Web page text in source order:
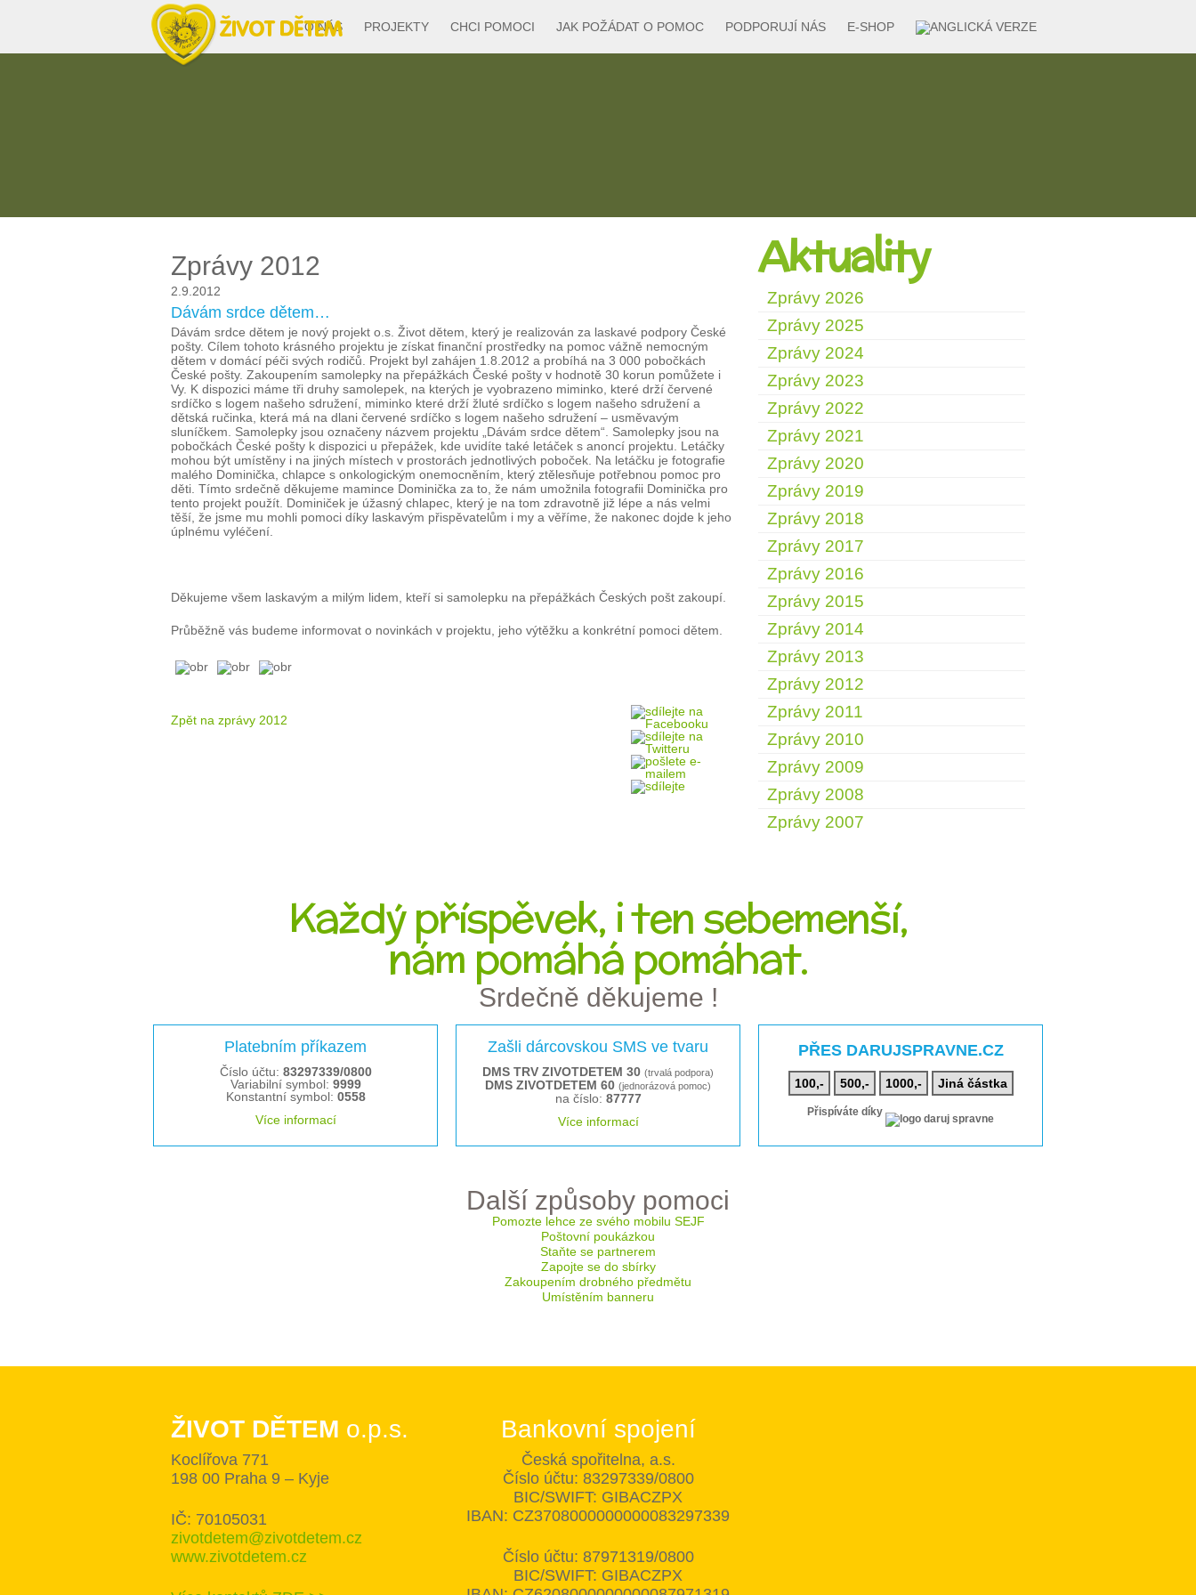
E-SHOP
PODPORUJÍ NÁS
JAK POŽÁDAT O POMOC
CHCI POMOCI
PROJEKTY
O NÁS
Zprávy 2012
2.9.2012
Dávám srdce dětem…
Dávám srdce dětem je nový projekt o.s. Život dětem, který je realizován za laskavé podpory České
pošty. Cílem tohoto krásného projektu je získat finanční prostředky na pomoc vážně nemocným
dětem v domácí péči svých rodičů. Projekt byl zahájen 1.8.2012 a probíhá na 3 000 pobočkách
České pošty. Zakoupením samolepky na přepážkách České pošty v hodnotě 30 korun pomůžete i
Vy. K dispozici máme tři druhy samolepek, na kterých je vyobrazeno miminko, které drží červené
srdíčko s logem našeho sdružení, miminko které drží žluté srdíčko s logem našeho sdružení a
dětská ručinka, která má na dlani červené srdíčko s logem našeho sdružení – usměvavým
sluníčkem. Samolepky jsou označeny názvem projektu „Dávám srdce dětem“. Samolepky jsou na
pobočkách České pošty k dispozici u přepážek, kde uvidíte také letáček s anoncí projektu. Letáčky
mohou být umístěny i na jiných místech v prostorách jednotlivých poboček. Na letáčku je fotografie
malého Dominička, chlapce s onkologickým onemocněním, který ztělesňuje potřebnou pomoc pro
děti. Tímto srdečně děkujeme mamince Dominička za to, že nám umožnila fotografii Dominička pro
tento projekt použít. Dominiček je úžasný chlapec, který je na tom zdravotně již lépe a nás velmi
těší, že jsme mu mohli pomoci díky laskavým přispěvatelům i my a věříme, že nakonec dojde k jeho
úplnému vyléčení.
Děkujeme všem laskavým a milým lidem, kteří si samolepku na přepážkách Českých pošt zakoupí.
Průběžně vás budeme informovat o novinkách v projektu, jeho výtěžku a konkrétní pomoci dětem.
Zpět na zprávy 2012
Aktuality
Zprávy 2026
Zprávy 2025
Zprávy 2024
Zprávy 2023
Zprávy 2022
Zprávy 2021
Zprávy 2020
Zprávy 2019
Zprávy 2018
Zprávy 2017
Zprávy 2016
Zprávy 2015
Zprávy 2014
Zprávy 2013
Zprávy 2012
Zprávy 2011
Zprávy 2010
Zprávy 2009
Zprávy 2008
Zprávy 2007
Každý příspěvek, i ten sebemenší,
nám pomáhá pomáhat.
Srdečně děkujeme !
Platebním příkazem
Číslo účtu: 83297339/0800
Variabilní symbol: 9999
Konstantní symbol: 0558
Více informací
Zašli dárcovskou SMS ve tvaru
DMS TRV ZIVOTDETEM 30 (trvalá podpora)
DMS ZIVOTDETEM 60 (jednorázová pomoc)
na číslo: 87777
Více informací
PŘES DARUJSPRAVNE.CZ
100,- 500,- 1000,- Jiná částka
Přispíváte díky
Další způsoby pomoci
Pomozte lehce ze svého mobilu SEJF
Poštovní poukázkou
Staňte se partnerem
Zapojte se do sbírky
Zakoupením drobného předmětu
Umístěním banneru
ŽIVOT DĚTEM o.p.s.
Koclířova 771
198 00 Praha 9 – Kyje
IČ: 70105031
zivotdetem@zivotdetem.cz
www.zivotdetem.cz
Bankovní spojení
Česká spořitelna, a.s.
Číslo účtu: 83297339/0800
BIC/SWIFT: GIBACZPX
IBAN: CZ3708000000000083297339
Číslo účtu: 87971319/0800
BIC/SWIFT: GIBACZPX